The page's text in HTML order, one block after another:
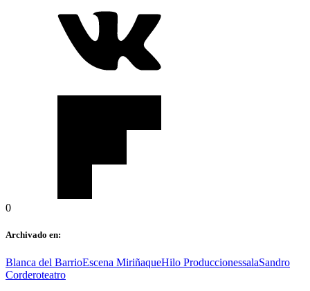
0
Archivado en:
Blanca del BarrioEscena MiriñaqueHilo ProduccionessalaSandro
Corderoteatro